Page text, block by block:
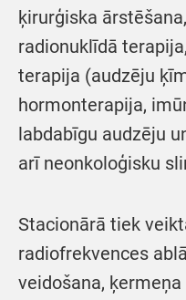
ķirurģiska
radionuklīdā
terapija (audzēju
hormonterapija,
labdabīgu audzēju
arī neonkoloģisku
Stacionārā tiek
radiofrekvences
veidošana,